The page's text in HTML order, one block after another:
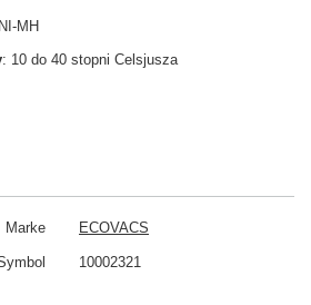
MH
: 10 do 40 stopni Celsjusza
Marke ECOVACS
10002321